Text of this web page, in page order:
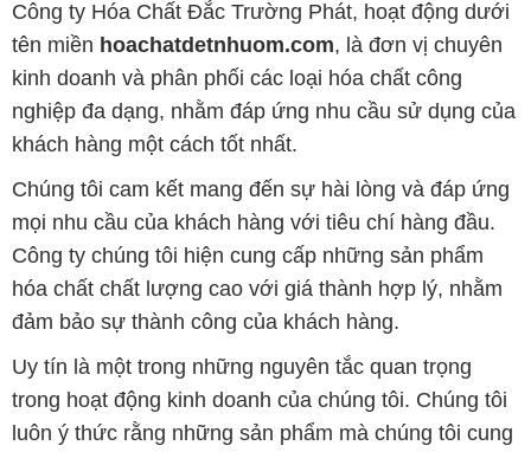
Công ty Hóa Chất Đắc Trường Phát, hoạt động dưới
tên miền hoachatdetnhuom.com, là đơn vị chuyên
kinh doanh và phân phối các loại hóa chất công
nghiệp đa dạng, nhằm đáp ứng nhu cầu sử dụng của
khách hàng một cách tốt nhất.
Chúng tôi cam kết mang đến sự hài lòng và đáp ứng
mọi nhu cầu của khách hàng với tiêu chí hàng đầu.
Công ty chúng tôi hiện cung cấp những sản phẩm
hóa chất chất lượng cao với giá thành hợp lý, nhằm
đảm bảo sự thành công của khách hàng.
Uy tín là một trong những nguyên tắc quan trọng
trong hoạt động kinh doanh của chúng tôi. Chúng tôi
luôn ý thức rằng những sản phẩm mà chúng tôi cung